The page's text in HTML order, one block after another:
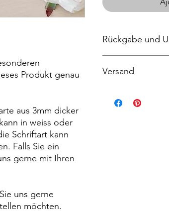
Produkt genau
aus 3mm dicker
in weiss oder
Schriftart kann
Falls Sie ein
gerne mit Ihren
uns gerne
möchten.
Rückgabe und
Umtäusche, aber
Versand
Wochen versendet.